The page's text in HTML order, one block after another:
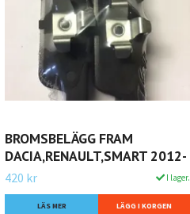
BROMSBELÄGG FRAM
DACIA,RENAULT,SMART 2012-
420 kr I lager.
LÄS MER